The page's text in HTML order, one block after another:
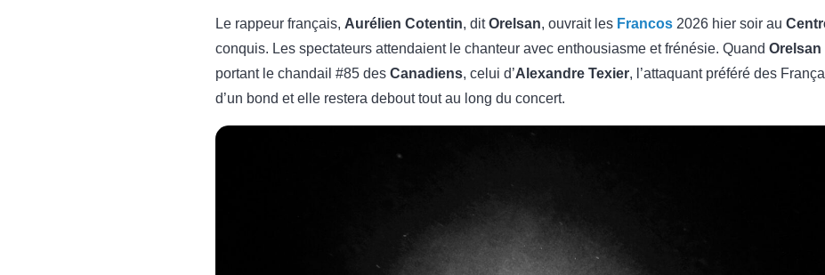
Le rappeur français, Aurélien Cotentin, ditOrelsan, ouvrait les Francos 2026 hier soir au
conquis. Les spectateurs attendaient le chanteur avec enthousiasme et frénésie. Quand Orelsan
portant le chandail #85 des Canadiens, celui d’Alexandre Texier, l’attaquant préféré des
d’un bond et elle restera debout tout au long du concert.